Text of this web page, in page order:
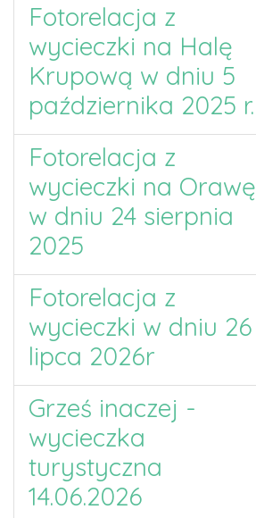
Fotorelacja z
wycieczki na Halę
Krupową w dniu 5
października 2025 r.
Fotorelacja z
wycieczki na Orawę
w dniu 24 sierpnia
2025
Fotorelacja z
wycieczki w dniu 26
lipca 2026r
Grześ inaczej -
wycieczka
turystyczna
14.06.2026